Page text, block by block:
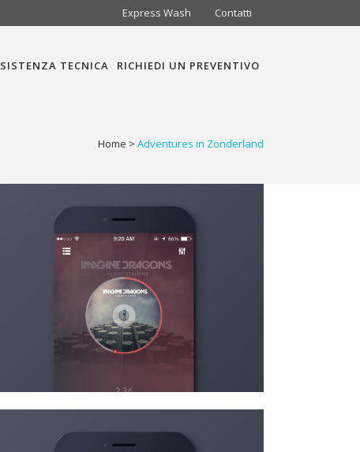
Express Wash Contatti
TECNICA RICHIEDI UN PREVENTIVO
Home > Adventures in Zonderland